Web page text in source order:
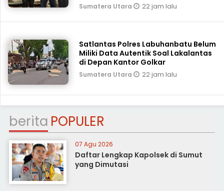
Sumatera Utara 22 jam lalu
Satlantas Polres Labuhanbatu Belum
Miliki Data Autentik Soal Lakalantas
di Depan Kantor Golkar
Sumatera Utara 22 jam lalu
berita POPULER
07 Agu 2026
Daftar Lengkap Kapolsek di Sumut
yang Dimutasi